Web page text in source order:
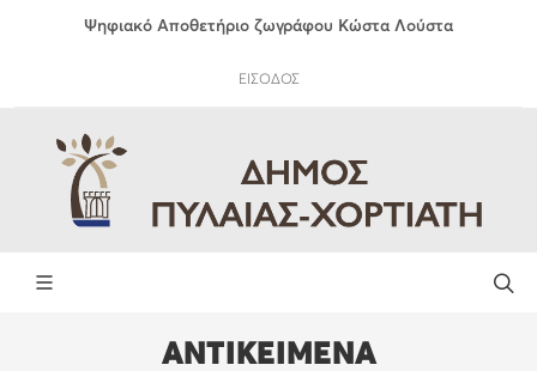
Ψηφιακό Αποθετήριο ζωγράφου Κώστα Λούστα
ΕΙΣΟΔΟΣ
ΑΝΤΙΚΕΙΜΕΝΑ